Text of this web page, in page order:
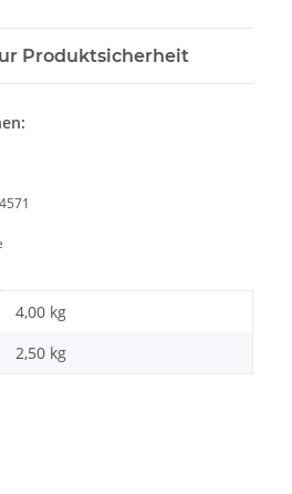
Produktsicherheit
4,00 kg
2,50 kg